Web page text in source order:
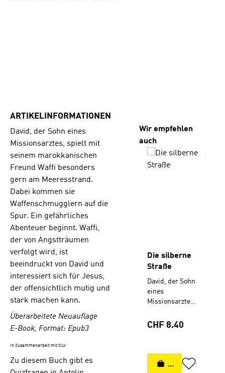
ARTIKELINFORMATIONEN
David, der Sohn eines
Missionsarztes, spielt mit
seinem marokkanischen
Freund Waffi besonders
gern am Meeresstrand.
Dabei kommen sie
Waffenschmugglern auf die
Spur. Ein gefährliches
Abenteuer beginnt. Waffi,
der von Angstträumen
verfolgt wird, ist
beeindruckt von David und
interessiert sich für Jesus,
der offensichtlich mutig und
stark machen kann.
Überarbeitete Neuauflage
E-Book, Format: Epub3
In Zusammenarbeit mit CLV
Zu diesem Buch gibt es
Produktgalerie
Wir empfehlen
auch
Die silberne
Straße
David, der Sohn
eines
Missionsarztes,
seinem
besonders gern
Regulärer Preis:
CHF 8.40
IN DEN